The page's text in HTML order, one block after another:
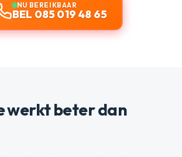
NU BEREIKBAAR
BEL 085 019 48 65
werkt beter dan